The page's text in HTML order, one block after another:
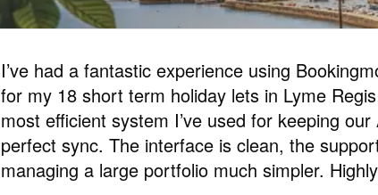
I’ve had a fantastic experience using
for my 18 short term holiday lets in Lyme
most efficient system I’ve used for keeping
perfect sync. The interface is clean, the
managing a large portfolio much simpler.